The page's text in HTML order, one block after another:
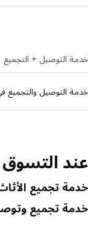
خدمة التوصيل + التجميع
خدمة التوصيل والتجميع
عند التسوق
خدمة تجميع الأثاث 6
خدمة تجميع وتوصيل